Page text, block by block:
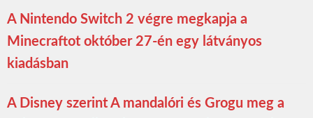
A Nintendo Switch 2 végre megkapja a
Minecraftot október 27-én egy látványos
kiadásban
A Disney szerint A mandalóri és Grogu meg a